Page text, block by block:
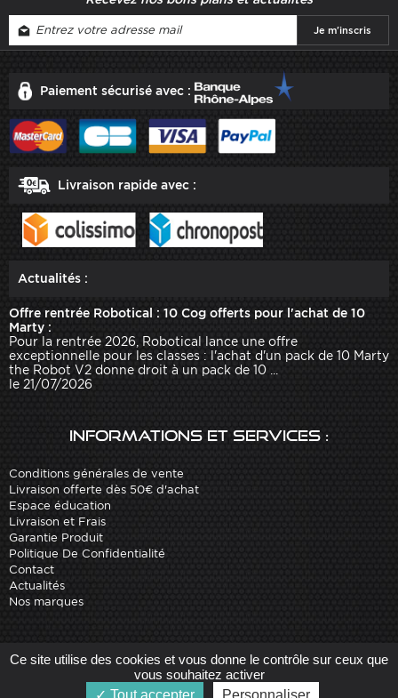
Paiement sécurisé avec :
Livraison rapide avec :
Actualités :
Offre rentrée Robotical : 10 Cog offerts pour l'achat de 10
Marty :
Pour la rentrée 2026, Robotical lance une offre
exceptionnelle pour les classes : l'achat d'un pack de 10 Marty
the Robot V2 donne droit à un pack de 10 ...
le 21/07/2026
Informations et services :
Conditions générales de vente
Livraison offerte dès 50€ d'achat
Espace éducation
Livraison et Frais
Garantie Produit
Politique De Confidentialité
Contact
Actualités
Nos marques
Site réalisé par Arobases
Copyright 2010-2023 www.robot-advance.com
Ce site utilise des cookies et vous donne le contrôle sur ceux que
vous souhaitez activer
Tout accepter
Personnaliser